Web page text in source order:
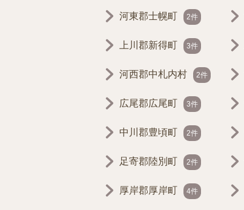
河東郡士幌町 2件
上川郡新得町 3件
河西郡中札内村 2件
広尾郡広尾町 3件
中川郡豊頃町 2件
足寄郡陸別町 2件
厚岸郡厚岸町 4件